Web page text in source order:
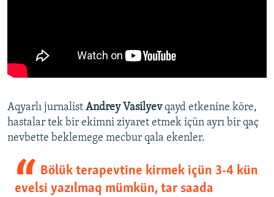
Aqyarlı jurnalist Andrey Vasilyevqayd etkenine köre,
hastalar tek bir ekimni ziyaret etmek içün ayrı bir qaç
nevbette beklemege mecbur qala ekenler.
Bölük terapevtine kirmek içün 3-4 kün
evelsi yazılmaq mümkün, tar saada